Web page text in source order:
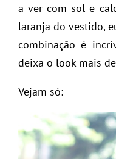
a ver com sol e
laranja do vestido,
combinação é
deixa o look mais
Vejam só: